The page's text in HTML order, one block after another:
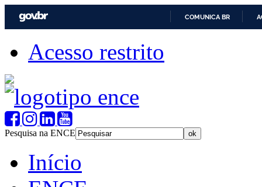
COMUNICA BR
Acesso restrito
Pesquisa na ENCE
Início